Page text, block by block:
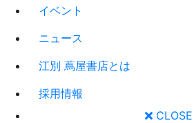
イベント
ニュース
江別 蔦屋書店とは
採用情報
CLOSE